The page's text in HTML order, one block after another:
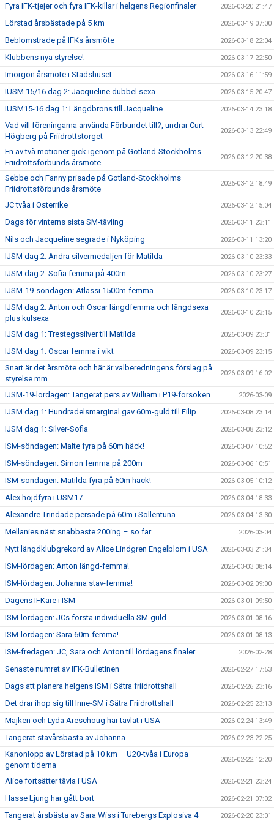
Fyra IFK-tjejer och fyra IFK-killar i helgens Regionfinaler 2026-03-20 21:47
Lörstad årsbästade på 5 km 2026-03-19 07:00
Beblomstrade på IFKs årsmöte 2026-03-18 22:04
Klubbens nya styrelse! 2026-03-17 22:50
Imorgon årsmöte i Stadshuset 2026-03-16 11:59
IUSM 15/16 dag 2: Jacqueline dubbel sexa 2026-03-15 20:47
IUSM15-16 dag 1: Längdbrons till Jacqueline 2026-03-14 23:18
Vad vill föreningarna använda Förbundet till?, undrar Curt
Högberg på Friidrottstorget
2026-03-13 22:49
En av två motioner gick igenom på Gotland-Stockholms
Friidrottsförbunds årsmöte
2026-03-12 20:38
Sebbe och Fanny prisade på Gotland-Stockholms
Friidrottsförbunds årsmöte
2026-03-12 18:49
JC tvåa i Österrike 2026-03-12 15:04
Dags för vinterns sista SM-tävling 2026-03-11 23:11
Nils och Jacqueline segrade i Nyköping 2026-03-11 13:20
IJSM dag 2: Andra silvermedaljen för Matilda 2026-03-10 23:33
IJSM dag 2: Sofia femma på 400m 2026-03-10 23:27
IJSM-19-söndagen: Atlassi 1500m-femma 2026-03-10 23:17
IJSM dag 2: Anton och Oscar längdfemma och längdsexa
plus kulsexa
2026-03-10 23:15
IJSM dag 1: Trestegssilver till Matilda 2026-03-09 23:31
IJSM dag 1: Oscar femma i vikt 2026-03-09 23:15
Snart är det årsmöte och här är valberedningens förslag på
styrelse mm
2026-03-09 16:02
IJSM-19-lördagen: Tangerat pers av William i P19-försöken 2026-03-09
IJSM dag 1: Hundradelsmarginal gav 60m-guld till Filip 2026-03-08 23:14
IJSM dag 1: Silver-Sofia 2026-03-08 23:12
ISM-söndagen: Malte fyra på 60m häck! 2026-03-07 10:52
ISM-söndagen: Simon femma på 200m 2026-03-06 10:51
ISM-söndagen: Matilda fyra på 60m häck! 2026-03-05 10:12
Alex höjdfyra i USM17 2026-03-04 18:33
Alexandre Trindade persade på 60m i Sollentuna 2026-03-04 13:30
Mellanies näst snabbaste 200ing – so far 2026-03-04
Nytt längdklubgrekord av Alice Lindgren Engelblom i USA 2026-03-03 21:34
ISM-lördagen: Anton längd-femma! 2026-03-03 08:14
ISM-lördagen: Johanna stav-femma! 2026-03-02 09:00
Dagens IFKare i ISM 2026-03-01 09:50
ISM-lördagen: JCs första individuella SM-guld 2026-03-01 08:16
ISM-lördagen: Sara 60m-femma! 2026-03-01 08:13
ISM-fredagen: JC, Sara och Anton till lördagens finaler 2026-02-28
Senaste numret av IFK-Bulletinen 2026-02-27 17:53
Dags att planera helgens ISM i Sätra friidrottshall 2026-02-26 23:16
Det drar ihop sig till Inne-SM i Sätra Friidrottshall 2026-02-25 23:13
Majken och Lyda Areschoug har tävlat i USA 2026-02-24 13:49
Tangerat stavårsbästa av Johanna 2026-02-23 22:25
Kanonlopp av Lörstad på 10 km – U20-tvåa i Europa
genom tiderna
2026-02-22 12:20
Alice fortsätter tävla i USA 2026-02-21 23:24
Hasse Ljung har gått bort 2026-02-21 07:02
Tangerat årsbästa av Sara Wiss i Turebergs Explosiva 4 2026-02-20 23:01